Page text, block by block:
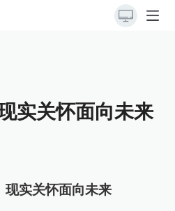
实关怀面向未来
现实关怀面向未来